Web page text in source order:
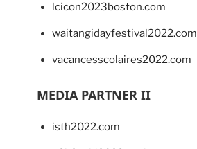
lcicon2023boston.com
waitangidayfestival2022.com
vacancesscolaires2022.com
MEDIA PARTNER II
isth2022.com